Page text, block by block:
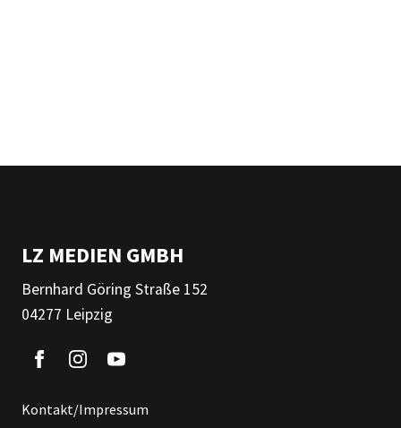
LZ MEDIEN GMBH
Bernhard Göring Straße 152
04277 Leipzig
Kontakt/Impressum